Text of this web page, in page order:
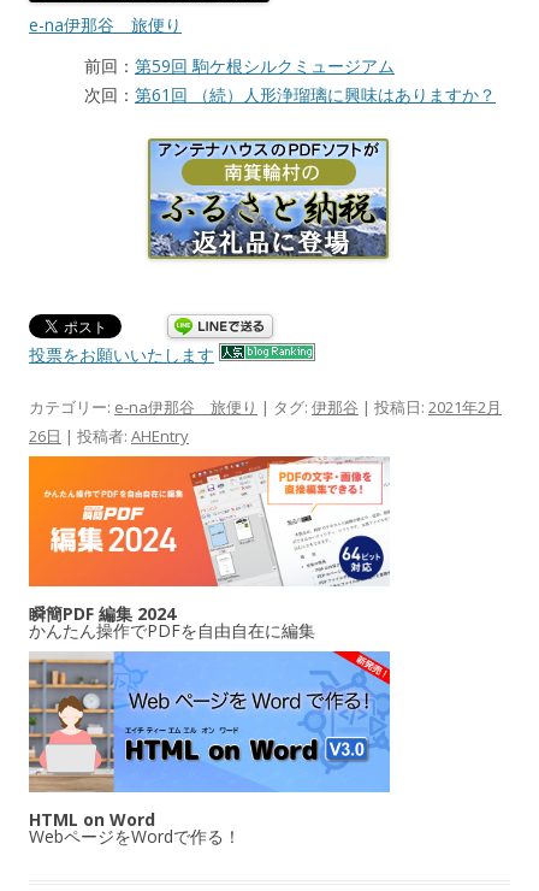
e-na伊那谷 旅便り
前回： 第59回 駒ケ根シルクミュージアム
次回： 第61回 （続）人形浄瑠璃に興味はありますか？
投票をお願いいたします
カテゴリー: e-na伊那谷 旅便り | タグ: 伊那谷 | 投稿日: 2021年2月
26日 | 投稿者: AHEntry
瞬簡PDF 編集 2024
かんたん操作でPDFを自由自在に編集
HTML on Word
WebページをWordで作る！